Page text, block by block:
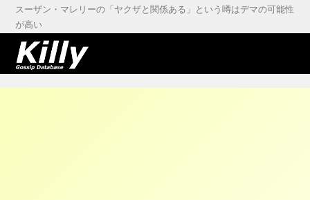
スーザン・マレリーの「ヤクザと関係ある」という噂はデマの可能性
が高い